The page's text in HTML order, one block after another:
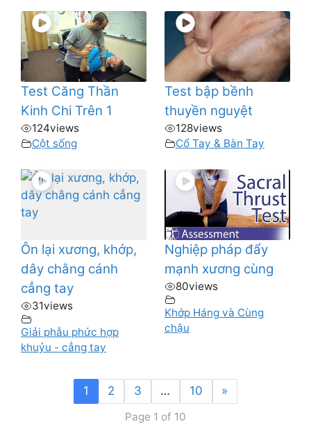
Test Căng Thần
Kinh Chi Trên 1
124views
Cột sống
Test bập bềnh
thuyền nguyệt
128views
Cổ Tay & Bàn Tay
Ôn lại xương, khớp,
dây chằng cánh
cẳng tay
31views
Giải phẫu phức hợp
khuỷu - cẳng tay
Nghiệp pháp đẩy
mạnh xương cùng
80views
Khớp Háng và Cùng
chậu
1 2 3 … 10 »
Page 1 of 10